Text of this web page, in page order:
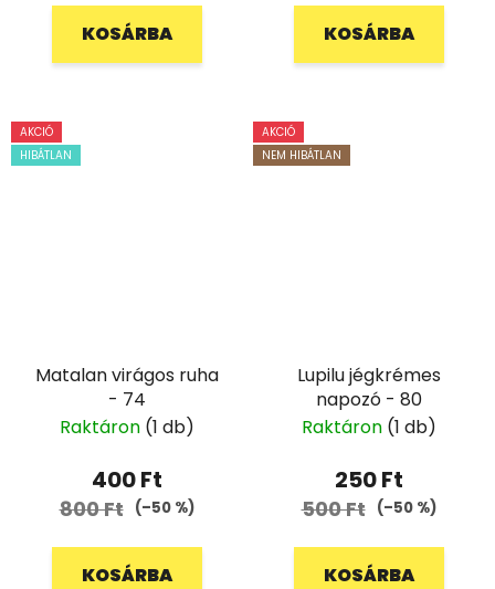
KOSÁRBA KOSÁRBA
AKCIÓ
HIBÁTLAN
Matalan virágos ruha
- 74
Raktáron (1 db)
400 Ft
800 Ft (–50 %)
KOSÁRBA
AKCIÓ
NEM HIBÁTLAN
Lupilu jégkrémes
napozó - 80
Raktáron (1 db)
250 Ft
500 Ft (–50 %)
KOSÁRBA